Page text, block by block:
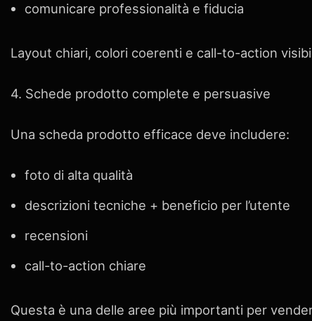
comunicare professionalità e fiducia
Layout chiari, colori coerenti e call-to-action
4. Schede prodotto complete e persuasive
Una scheda prodotto efficace deve includere:
foto di alta qualità
descrizioni tecniche + beneficio per l’utente
recensioni
call-to-action chiare
Questa è una delle aree più importanti per